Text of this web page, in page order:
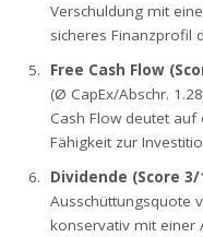
Verschuldung mit
sicheres Finanzprofil
Free Cash Flow
(Ø CapEx/Abschr.
Cash Flow deutet
Fähigkeit zur
Dividende (Score 3/
Ausschüttungsquote
konservativ mit einer